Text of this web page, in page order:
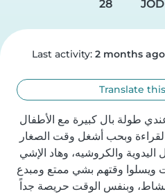
28
Last activity: 2 months ago
Translate
ويسلوا وقتهم بشي ممتع ومبدع.